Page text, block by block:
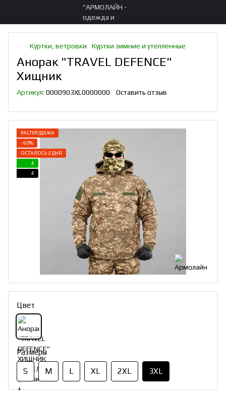
Куртки, ветровки Куртки зимние и утепленные
Анорак "TRAVEL DEFENCE"
Хищник
Артикул: 0000903XL0000000 Оставить отзыв
РАСПРОДАЖА
−60%
ОСТАЛОСЬ 2 ДНЯ
4
4
Цвет
Размеры
S M L XL 2XL 3XL